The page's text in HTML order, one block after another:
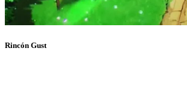
Rincón Gust